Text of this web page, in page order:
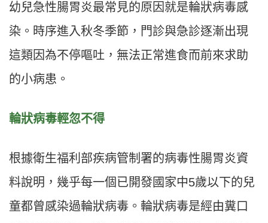
幼兒急性腸胃炎最常見的原因就是輪狀病毒感
染。時序進入秋冬季節，門診與急診逐漸出現
這類因為不停嘔吐，無法正常進食而前來求助
的小病患。
輪狀病毒輕忽不得
根據衛生福利部疾病管制署的病毒性腸胃炎資
料說明，幾乎每一個已開發國家中5歲以下的兒
童都曾感染過輪狀病毒。輪狀病毒是經由糞口